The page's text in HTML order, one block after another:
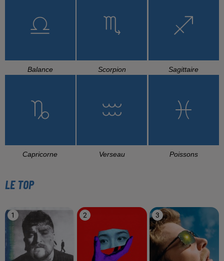
Balance Scorpion Sagittaire
Capricorne Verseau Poissons
LE TOP
1 2 3